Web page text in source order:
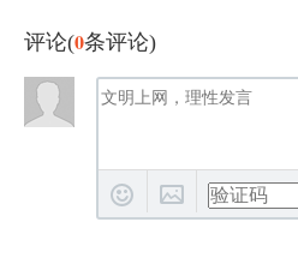
评论(0条评论)